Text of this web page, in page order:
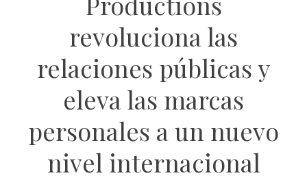
revoluciona las
relaciones públicas y
eleva las marcas
personales a un nuevo
nivel internacional